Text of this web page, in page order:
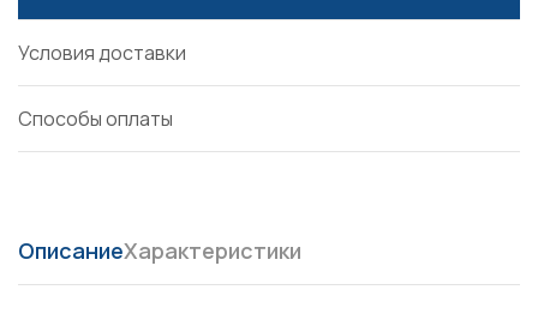
Условия доставки
Способы оплаты
ОписаниеХарактеристики